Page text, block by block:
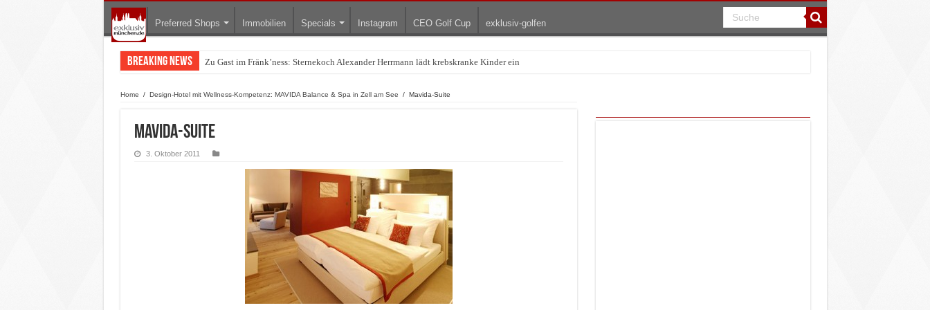
Preferred Shops Immobilien Specials Instagram CEO Golf Cup exklusiv-golfen
Breaking News Zu Gast im Fränk’ness: Sternekoch Alexander Herrmann lädt krebskranke Kinder ein
Home / Design-Hotel mit Wellness-Kompetenz: MAVIDA Balance & Spa in Zell am See / Mavida-Suite
Mavida-Suite
3. Oktober 2011